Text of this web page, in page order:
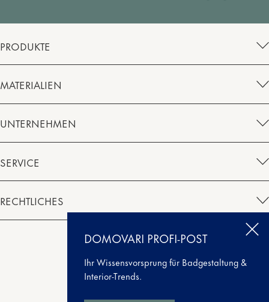
DOMOVARI PROFI-POST
Ihr Wissensvorsprung für Badgestaltung &
Interior-Trends.
PRODUKTE
MATERIALIEN
UNTERNEHMEN
SERVICE
RECHTLICHES
InstagramFacebook
HouzzPinterest